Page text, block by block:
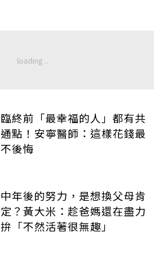
臨終前「最幸福的人」都有共
通點！安寧醫師：這樣花錢最
不後悔
中年後的努力，是想換父母肯
定？黃大米：趁爸媽還在盡力
拚「不然活著很無趣」